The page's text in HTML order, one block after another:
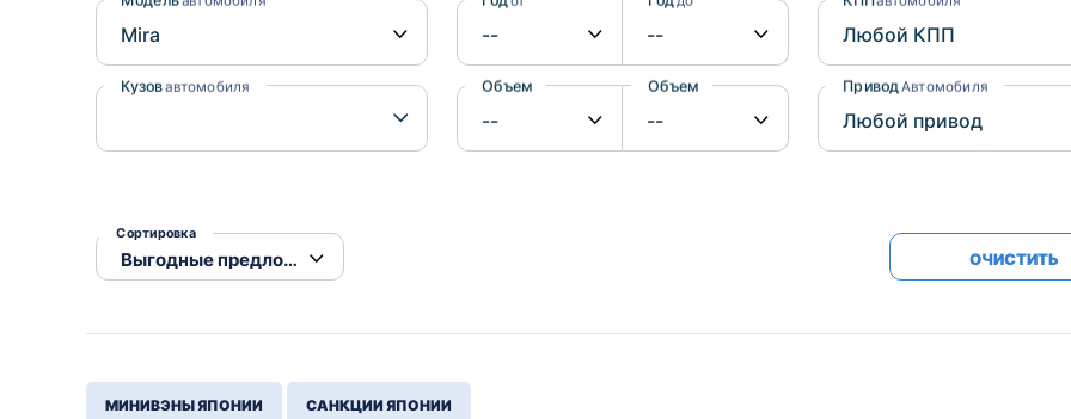
Subaru
Subaru
Suzuki
Кузовавтомобиля Объем от Объем до Привод Автомобиля
Сортировка
ОЧИСТИТЬ
МИНИВЭНЫ ЯПОНИИ САНКЦИИ ЯПОНИИ